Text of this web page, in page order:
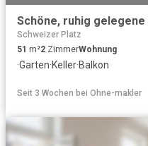
Schweizer Platz
51 m²2 ZimmerWohnung
·Garten·Keller·Balkon
Seit 3 Wochen bei Ohne-makler